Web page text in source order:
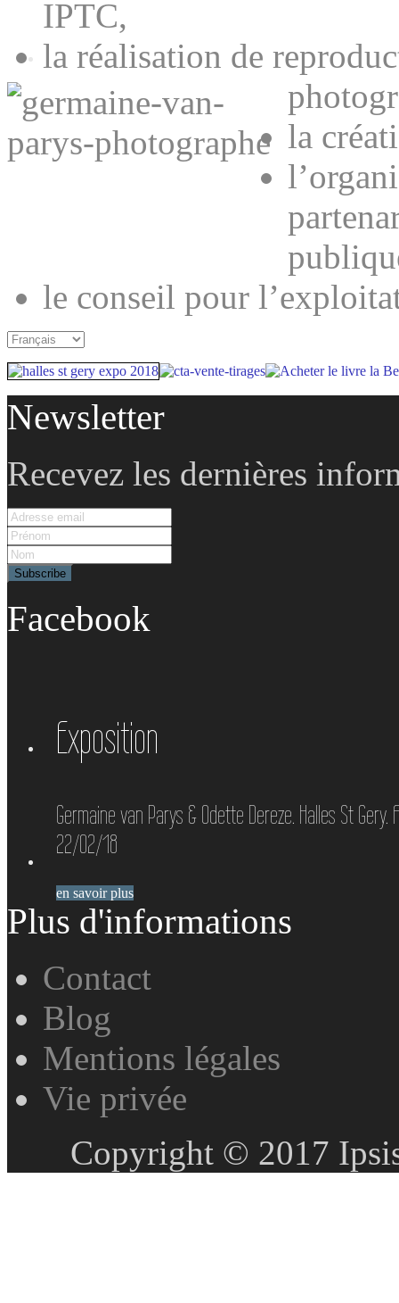
Exposition
Germaine van Parys & Odette Dereze. Halles St
22/02/18
en savoir plus
IPTC,
la réalisation de
la
le conseil pour
Newsletter
Recevez les dernières
Facebook
Plus d'informations
Contact
Blog
Mentions légales
Vie privée
Copyright © 2017